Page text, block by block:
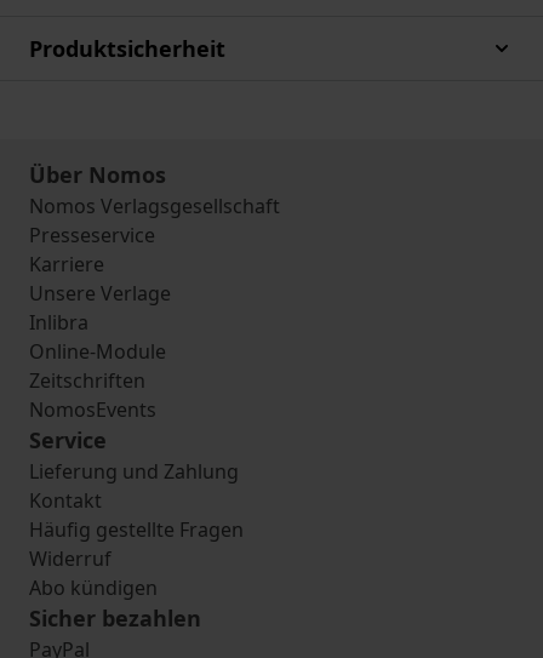
Produktsicherheit
Über Nomos
Nomos Verlagsgesellschaft
Presseservice
Karriere
Unsere Verlage
Inlibra
Online-Module
Zeitschriften
NomosEvents
Service
Lieferung und Zahlung
Kontakt
Häufig gestellte Fragen
Widerruf
Abo kündigen
Sicher bezahlen
PayPal